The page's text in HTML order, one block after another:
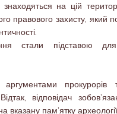
знаходяться на цій
правового захисту, який
стали підставою
прокурорів
відповідач
вказану пам’ятку